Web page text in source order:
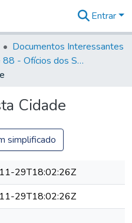
na
Entrar
Documentos Interessantes
Volume 88 - Ofícios dos Senhores Governadores Interinos da Capitania de São Paulo (1817- 1819)
Cidade
simplificado
29T18:02:26Z
29T18:02:26Z